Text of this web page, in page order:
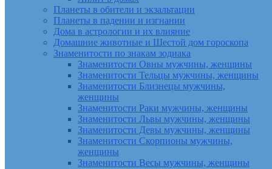
Планеты в обители и экзальтации
Планеты в падении и изгнании
Дома в астрологии и их влияние
Домашние животные и Шестой дом гороскопа
Знаменитости по знакам зодиака
Знаменитости Овны мужчины, женщины
Знаменитости Тельцы мужчины, женщины
Знаменитости Близнецы мужчины,
женщины
Знаменитости Раки мужчины, женщины
Знаменитости Львы мужчины, женщины
Знаменитости Девы мужчины, женщины
Знаменитости Скорпионы мужчины,
женщины
Знаменитости Весы мужчины, женщины